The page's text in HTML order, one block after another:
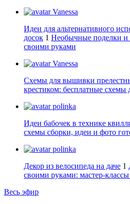
Vanessa
Идеи для альтернативного
досок 1 Необычные поделки и
своими руками
Vanessa
Схемы для вышивки
крестиком: бесплатные
polinka
Идеи бабочек в технике
схемы сборки, идеи и фото
polinka
Декор из велосипеда на даче 1
своими руками: мастер-
Весь эфир